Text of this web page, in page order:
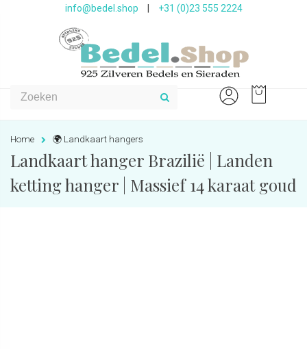
info@bedel.shop +31 (0)23 555 2224
Home 🌍 Landkaart hangers
Landkaart hanger Brazilië | Landen
ketting hanger | Massief 14 karaat goud